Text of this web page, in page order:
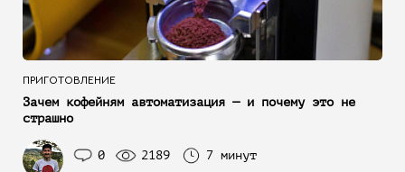
ПРИГОТОВЛЕНИЕ
Зачем кофейням автоматизация — и почему это не
страшно
0 2189 7 минут